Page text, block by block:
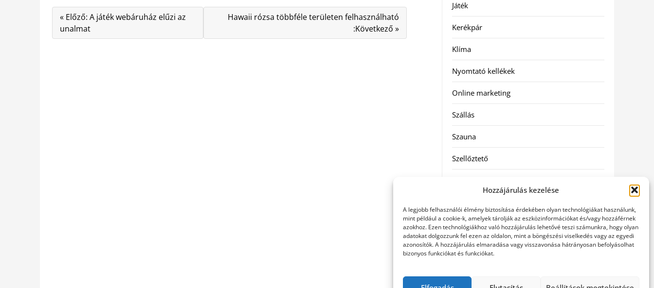
Hozzájárulás kezelése
A legjobb felhasználói élmény biztosítása érdekében olyan technológiákat használunk,
mint például a cookie-k, amelyek tárolják az eszközinformációkat és/vagy hozzáférnek
azokhoz. Ezen technológiákhoz való hozzájárulás lehetővé teszi számunkra, hogy olyan
adatokat dolgozzunk fel ezen az oldalon, mint a böngészési viselkedés vagy az egyedi
azonosítók. A hozzájárulás elmaradása vagy visszavonása hátrányosan befolyásolhat
bizonyos funkciókat és funkciókat.
« Előző: A játék webáruház elűzi az
unalmat
Hawaii rózsa többféle területen felhasználható
:Következő »
Játék
Kerékpár
Klíma
Nyomtató kellékek
Online marketing
Szállás
Szauna
Szellőztető
Utazás
Vásárlás